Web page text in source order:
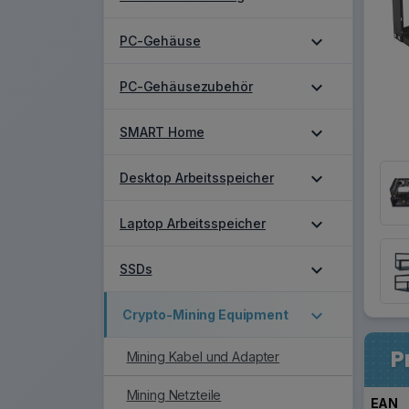
PC-Gehäuse expand_more
PC-Gehäusezubehör expand_more
SMART Home expand_more
Desktop Arbeitsspeicher expand_more
Laptop Arbeitsspeicher expand_more
SSDs expand_more
Crypto-Mining Equipment expand_more
Mining Kabel und Adapter
Mining Netzteile
EAN